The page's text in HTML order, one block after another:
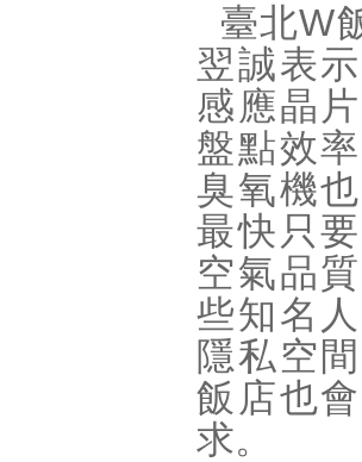
臺北W
翌誠表
感應晶
盤點效
臭氧機
最快只
空氣品
些知名
隱私空
飯店也
求。